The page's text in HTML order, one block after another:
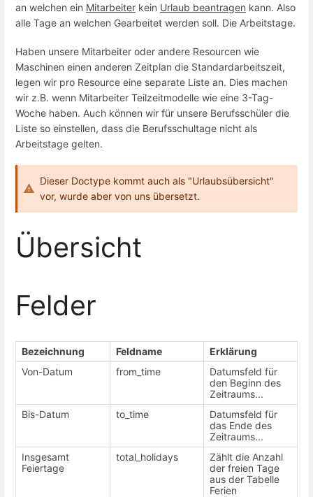
an welchen ein Mitarbeiter kein Urlaub beantragen kann. Also
alle Tage an welchen Gearbeitet werden soll. Die Arbeitstage.
Haben unsere Mitarbeiter oder andere Resourcen wie
Maschinen einen anderen Zeitplan die Standardarbeitszeit,
legen wir pro Resource eine separate Liste an. Dies machen
wir z.B. wenn Mitarbeiter Teilzeitmodelle wie eine 3-Tag-
Woche haben. Auch können wir für unsere Berufsschüler die
Liste so einstellen, dass die Berufsschultage nicht als
Arbeitstage gelten.
Dieser Doctype kommt auch als "Urlaubsübersicht"
vor, wurde aber von uns übersetzt.
Übersicht
Felder
Bezeichnung Feldname
Erklärung
Von-Datum
from_time
Datumsfeld für
den Beginn des
Zeitraums...
Bis-Datum
to_time
Datumsfeld für
das Ende des
Zeitraums...
Insgesamt
Feiertage
total_holidays
Zählt die Anzahl
der freien Tage
aus der Tabelle
Ferien